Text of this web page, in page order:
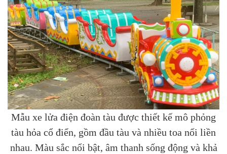
Mẫu xe lửa điện đoàn tàu được thiết kế mô phỏng
tàu hỏa cổ điển, gồm đầu tàu và nhiều toa nối liền
nhau. Màu sắc nổi bật, âm thanh sống động và khả